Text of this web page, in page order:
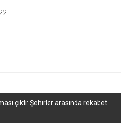
çıktı: Şehirler arasında rekabet